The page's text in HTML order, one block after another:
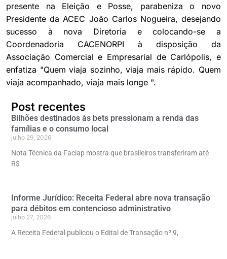
presente na Eleição e Posse, parabeniza o novo
Presidente da ACEC João Carlos Nogueira, desejando
sucesso à nova Diretoria e colocando-se a
Coordenadoria CACENORPI à disposição da
Associação Comercial e Empresarial de Carlópolis, e
enfatiza "Quem viaja sozinho, viaja mais rápido. Quem
viaja acompanhado, viaja mais longe ".
Post recentes
Bilhões destinados às bets pressionam a renda das
famílias e o consumo local
julho 29, 2026
Nota Técnica da Faciap mostra que brasileiros transferiram até
R$
Informe Jurídico: Receita Federal abre nova transação
para débitos em contencioso administrativo
julho 27, 2026
A Receita Federal publicou o Edital de Transação nº 9,